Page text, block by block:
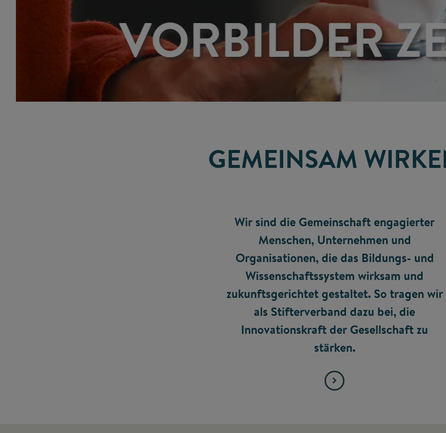
GEMEINSAM
Wir sind die Gemeinschaft engagierter
Menschen, Unternehmen und
Organisationen, die das Bildungs- und
Wissenschaftssystem wirksam und
zukunftsgerichtet gestaltet. So tragen wir
als Stifterverband dazu bei, die
Innovationskraft der Gesellschaft zu
stärken.